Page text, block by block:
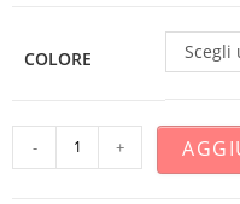
COLORE Scegli
- +